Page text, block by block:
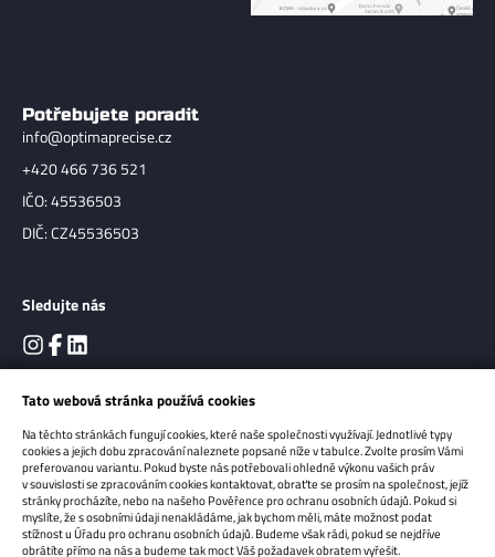
Potřebujete poradit
info@optimaprecise.cz
+420 466 736 521
IČO: 45536503
DIČ: CZ45536503
Sledujte nás
Copyright 2026OPTIMA Precise s.r.o.Všechna práva vyhrazena.
Tato webová stránka používá cookies
Na těchto stránkách fungují cookies, které naše společnosti využívají. Jednotlivé typy
cookies a jejich dobu zpracování naleznete popsané níže v tabulce. Zvolte prosím Vámi
preferovanou variantu. Pokud byste nás potřebovali ohledně výkonu vašich práv
v souvislosti se zpracováním cookies kontaktovat, obraťte se prosím na společnost, jejíž
stránky procházíte, nebo na našeho Pověřence pro ochranu osobních údajů. Pokud si
myslíte, že s osobními údaji nenakládáme, jak bychom měli, máte možnost podat
stížnost u Úřadu pro ochranu osobních údajů. Budeme však rádi, pokud se nejdříve
obrátíte přímo na nás a budeme tak moct Váš požadavek obratem vyřešit.